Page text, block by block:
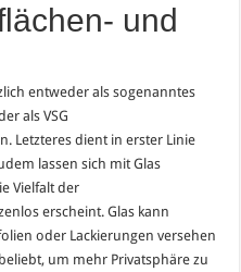
und
entweder als sogenanntes
als VSG
Letzteres dient in erster Linie
lassen sich mit Glas
Vielfalt der
erscheint. Glas kann
oder Lackierungen versehen
um mehr Privatsphäre zu